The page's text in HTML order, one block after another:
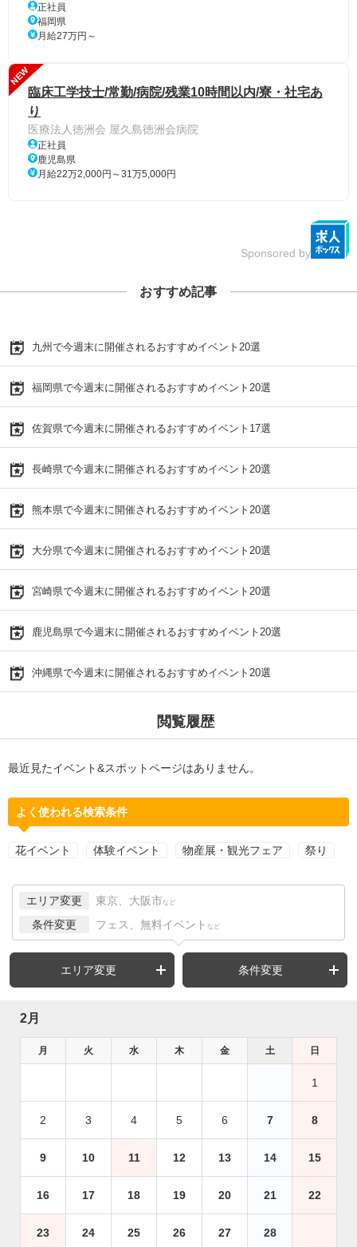
正社員
福岡県
月給27万円～
NEW
臨床工学技士/常勤/病院/残業10時間以内/寮・社宅あ
り
医療法人徳洲会 屋久島徳洲会病院
正社員
鹿児島県
月給22万2,000円～31万5,000円
Sponsored by
おすすめ記事
九州で今週末に開催されるおすすめイベント20選
福岡県で今週末に開催されるおすすめイベント20選
佐賀県で今週末に開催されるおすすめイベント17選
長崎県で今週末に開催されるおすすめイベント20選
熊本県で今週末に開催されるおすすめイベント20選
大分県で今週末に開催されるおすすめイベント20選
宮崎県で今週末に開催されるおすすめイベント20選
鹿児島県で今週末に開催されるおすすめイベント20選
沖縄県で今週末に開催されるおすすめイベント20選
閲覧履歴
最近見たイベント&スポットページはありません。
よく使われる検索条件
花イベント 体験イベント 物産展・観光フェア 祭り
エリア変更 東京、大阪市 など
条件変更 フェス、無料イベント など
エリア変更 条件変更
2月
月 火 水 木 金 土 日
1
2 3 4 5 6 7 8
9 10 11 12 13 14 15
16 17 18 19 20 21 22
23 24 25 26 27 28